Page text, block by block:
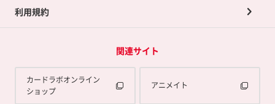
利用規約
関連サイト
カードラボオンライン
ショップ
アニメイト